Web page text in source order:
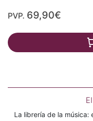
PVP. 69,90€
La librería de la